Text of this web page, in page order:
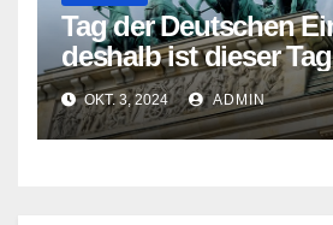
Tag der Deutschen
deshalb ist dieser
OKT. 3, 2024 ADMIN